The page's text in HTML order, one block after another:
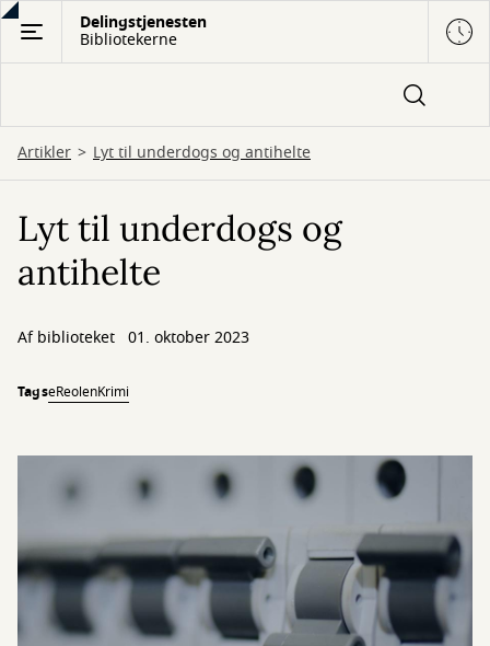
Gå
hovedindhold
Delingstjenesten
Bibliotekerne
Artikler Lyt til underdogs og antihelte
Lyt til underdogs og
antihelte
Af biblioteket 01. oktober 2023
TagseReolenKrimi